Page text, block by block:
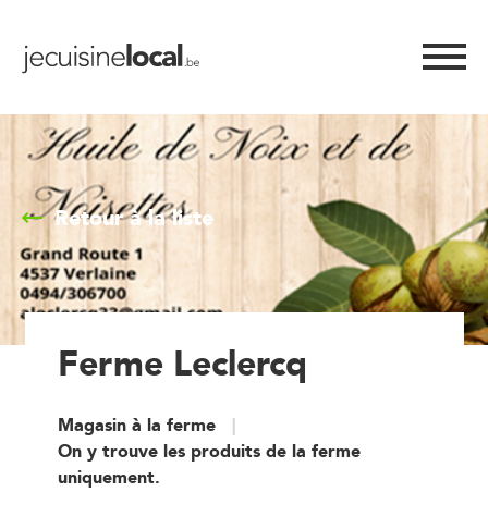
Retour à la liste
Ferme Leclercq
Magasin à la ferme
On y trouve les produits de la ferme
uniquement.